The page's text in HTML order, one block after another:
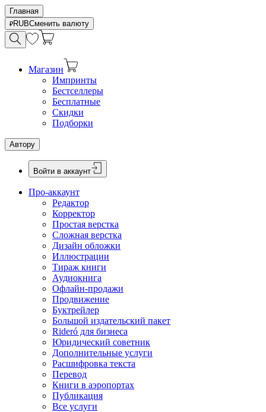
Главная
RUBСменить валюту
Магазин
Импринты
Бестселлеры
Бесплатные
Скидки
Подборки
Автору
Войти в аккаунт
Про-аккаунт
Редактор
Корректор
Простая верстка
Сложная верстка
Дизайн обложки
Иллюстрации
Тираж книги
Аудиокнига
Офлайн-продажи
Продвижение
Буктрейлер
Большой издательский пакет
Rideró для бизнеса
Юридический советник
Дополнительные услуги
Расшифровка текста
Перевод
Книги в аэропортах
Публикация
Все услуги